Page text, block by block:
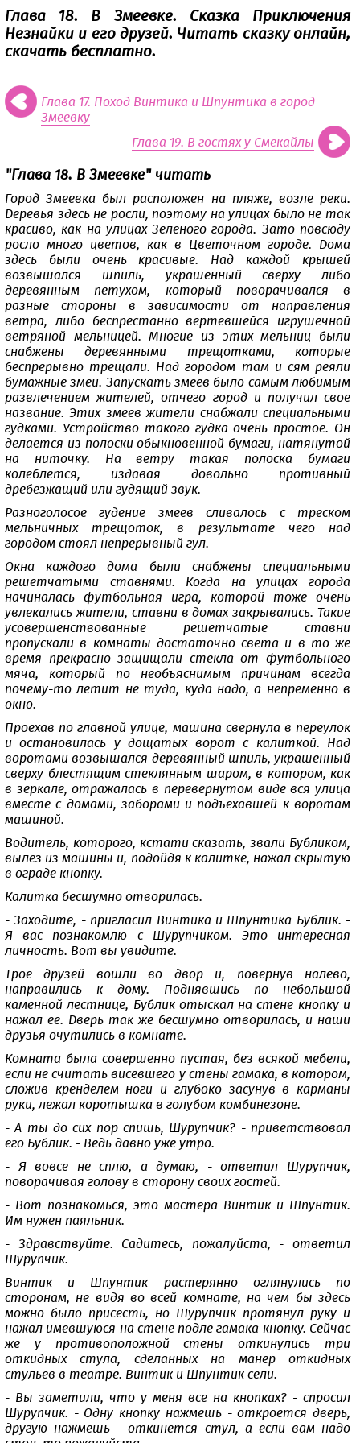
Глава 18. В Змеевке. Сказка Приключения
Незнайки и его друзей. Читать сказку онлайн,
скачать бесплатно.
Глава 17. Поход Винтика и Шпунтика в город
Змеевку
Глава 19. В гостях у Смекайлы
"Глава 18. В Змеевке" читать
Город Змеевка был расположен на пляже, возле реки.
Деревья здесь не росли, поэтому на улицах было не так
красиво, как на улицах Зеленого города. Зато повсюду
росло много цветов, как в Цветочном городе. Дома
здесь были очень красивые. Над каждой крышей
возвышался шпиль, украшенный сверху либо
деревянным петухом, который поворачивался в
разные стороны в зависимости от направления
ветра, либо беспрестанно вертевшейся игрушечной
ветряной мельницей. Многие из этих мельниц были
снабжены деревянными трещотками, которые
беспрерывно трещали. Над городом там и сям реяли
бумажные змеи. Запускать змеев было самым любимым
развлечением жителей, отчего город и получил свое
название. Этих змеев жители снабжали специальными
гудками. Устройство такого гудка очень простое. Он
делается из полоски обыкновенной бумаги, натянутой
на ниточку. На ветру такая полоска бумаги
колеблется, издавая довольно противный
дребезжащий или гудящий звук.
Разноголосое гудение змеев сливалось с треском
мельничных трещоток, в результате чего над
городом стоял непрерывный гул.
Окна каждого дома были снабжены специальными
решетчатыми ставнями. Когда на улицах города
начиналась футбольная игра, которой тоже очень
увлекались жители, ставни в домах закрывались. Такие
усовершенствованные решетчатые ставни
пропускали в комнаты достаточно света и в то же
время прекрасно защищали стекла от футбольного
мяча, который по необъяснимым причинам всегда
почему-то летит не туда, куда надо, а непременно в
окно.
Проехав по главной улице, машина свернула в переулок
и остановилась у дощатых ворот с калиткой. Над
воротами возвышался деревянный шпиль, украшенный
сверху блестящим стеклянным шаром, в котором, как
в зеркале, отражалась в перевернутом виде вся улица
вместе с домами, заборами и подъехавшей к воротам
машиной.
Водитель, которого, кстати сказать, звали Бубликом,
вылез из машины и, подойдя к калитке, нажал скрытую
в ограде кнопку.
Калитка бесшумно отворилась.
- Заходите, - пригласил Винтика и Шпунтика Бублик. -
Я вас познакомлю с Шурупчиком. Это интересная
личность. Вот вы увидите.
Трое друзей вошли во двор и, повернув налево,
направились к дому. Поднявшись по небольшой
каменной лестнице, Бублик отыскал на стене кнопку и
нажал ее. Дверь так же бесшумно отворилась, и наши
друзья очутились в комнате.
Комната была совершенно пустая, без всякой мебели,
если не считать висевшего у стены гамака, в котором,
сложив кренделем ноги и глубоко засунув в карманы
руки, лежал коротышка в голубом комбинезоне.
- А ты до сих пор спишь, Шурупчик? - приветствовал
его Бублик. - Ведь давно уже утро.
- Я вовсе не сплю, а думаю, - ответил Шурупчик,
поворачивая голову в сторону своих гостей.
- Вот познакомься, это мастера Винтик и Шпунтик.
Им нужен паяльник.
- Здравствуйте. Садитесь, пожалуйста, - ответил
Шурупчик.
Винтик и Шпунтик растерянно оглянулись по
сторонам, не видя во всей комнате, на чем бы здесь
можно было присесть, но Шурупчик протянул руку и
нажал имевшуюся на стене подле гамака кнопку. Сейчас
же у противоположной стены откинулись три
откидных стула, сделанных на манер откидных
стульев в театре. Винтик и Шпунтик сели.
- Вы заметили, что у меня все на кнопках? - спросил
Шурупчик. - Одну кнопку нажмешь - откроется дверь,
другую нажмешь - откинется стул, а если вам надо